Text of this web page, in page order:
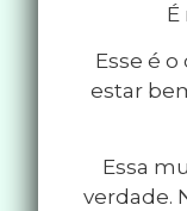
Esse é
estar
Essa
verdade.